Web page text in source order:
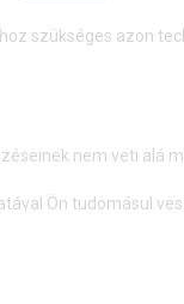
szükséges azon
nem veti alá
Ön tudomásul